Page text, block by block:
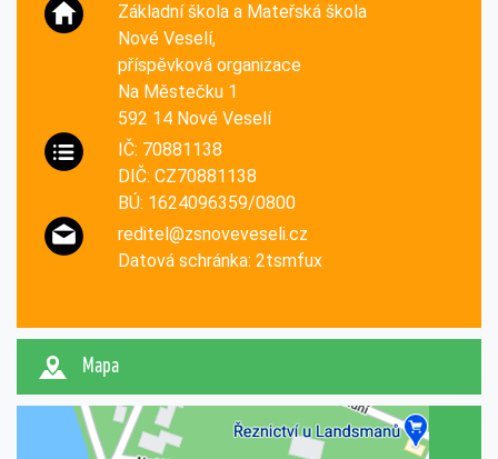
Základní škola a Mateřská škola
Nové Veselí,
příspěvková organizace
Na Městečku 1
592 14 Nové Veselí
IČ: 70881138
DIČ: CZ70881138
BÚ: 1624096359/0800
reditel@zsnoveveseli.cz
Datová schránka: 2tsmfux
Mapa